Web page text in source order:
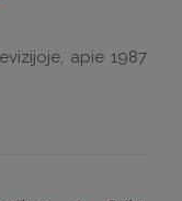
apie 1987